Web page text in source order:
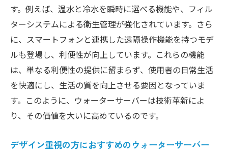
す。例えば、温水と冷水を瞬時に選べる機能や、フィル
ターシステムによる衛生管理が強化されています。さら
に、スマートフォンと連携した遠隔操作機能を持つモデ
ルも登場し、利便性が向上しています。これらの機能
は、単なる利便性の提供に留まらず、使用者の日常生活
を快適にし、生活の質を向上させる要因となっていま
す。このように、ウォーターサーバーは技術革新によ
り、その価値を大いに高めているのです。
デザイン重視の方におすすめのウォーターサーバー